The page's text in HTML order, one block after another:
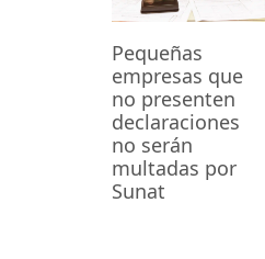
Pequeñas
empresas que
no presenten
declaraciones
no serán
multadas por
Sunat